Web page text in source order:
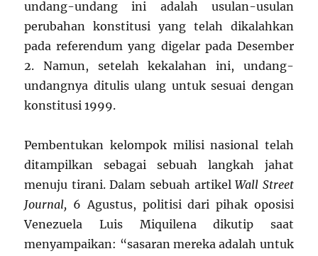
undang-undang ini adalah usulan-usulan
perubahan konstitusi yang telah dikalahkan
pada referendum yang digelar pada Desember
2. Namun, setelah kekalahan ini, undang-
undangnya ditulis ulang untuk sesuai dengan
konstitusi 1999.
Pembentukan kelompok milisi nasional telah
ditampilkan sebagai sebuah langkah jahat
menuju tirani. Dalam sebuah artikelWall Street
Journal, 6 Agustus, politisi dari pihak oposisi
Venezuela Luis Miquilena dikutip saat
menyampaikan: “sasaran mereka adalah untuk